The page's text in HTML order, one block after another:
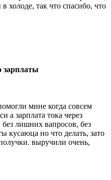
холоде, так что спасибо, что
зарплаты
мине когда совсем
а зарплата тока через
лишних вапросов, без
кусаюца но что делать, зато
выручили очень,